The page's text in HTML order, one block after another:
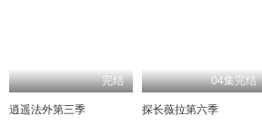
完结
逍遥法外第三季
04集完结
探长薇拉第六季